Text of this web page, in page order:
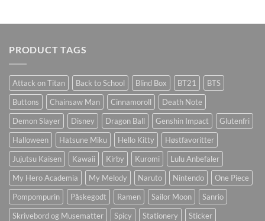
PRODUCT TAGS
Attack on Titan Back to School Blind Box BT21
BTS
Buttons
Chainsaw Man Cinnamoroll
Death Note
Demon Slayer
Disney Dragon Ball Genshin Impact
Glutenfri
Halloween
Hatsune Miku Hello Kitty
Høstfavoritter
Jujutsu Kaisen
Kawaii Kirby Kuromi
Lulu Anbefaler
My Hero Academia
My Melody Naruto Nintendo
One Piece
Pompompurin
Påskegodt Ramen Sailor Moon
Sanrio
Skrivebord og Musematter
Spicy Stationery
Sticker